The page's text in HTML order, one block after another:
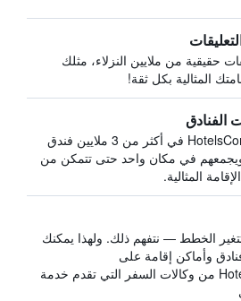
حقيقية من ملايين النزلاء، مثلك
المثالية بكل ثقة!
يبحث HotelsCombined في أكثر من 3 ملايين فندق
في مكان واحد حتى تتمكن من
المثالية.
الخطط — نتفهم ذلك. ولهذا يمكنك
وأماكن إقامة على
HotelsCombined من وكالات السفر التي تقدم خدمة